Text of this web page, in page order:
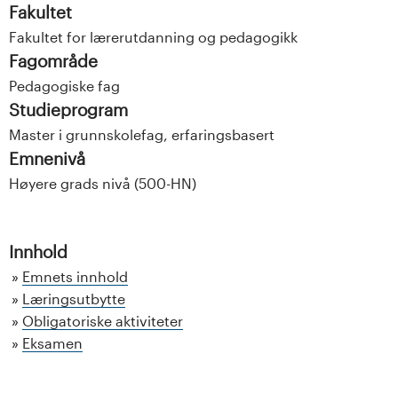
Fakultet
Fakultet for lærerutdanning og pedagogikk
Fagområde
Pedagogiske fag
Studieprogram
Master i grunnskolefag, erfaringsbasert
Emnenivå
Høyere grads nivå (500-HN)
Innhold
Emnets innhold
Læringsutbytte
Obligatoriske aktiviteter
Eksamen